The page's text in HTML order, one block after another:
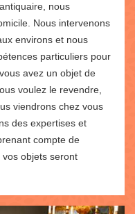
nous
Nous intervenons
environs et nous
particuliers pour
avez un objet de
voulez le revendre,
viendrons chez vous
des expertises et
compte de
objets seront